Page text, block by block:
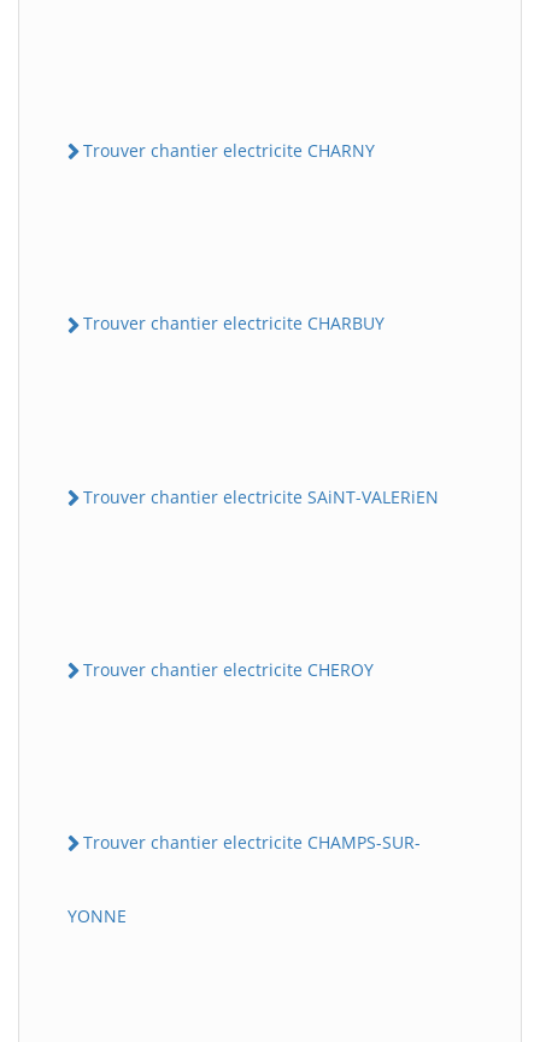
Trouver chantier electricite CHARNY
Trouver chantier electricite CHARBUY
Trouver chantier electricite SAiNT-VALERiEN
Trouver chantier electricite CHEROY
Trouver chantier electricite CHAMPS-SUR-
YONNE